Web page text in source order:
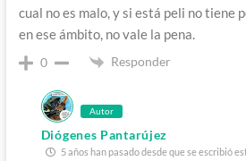
cual no es malo, y si está peli no tiene
en ese ámbito, no vale la pena.
0 Responder
Autor
Diógenes Pantarújez
5 años han pasado desde que se escribió